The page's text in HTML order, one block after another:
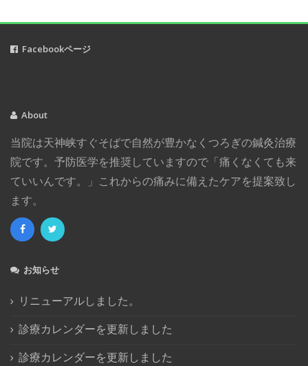
2018年5月(2)
2017年8月
(1)
2017年4月(2)
2017年1月
(4)
2016年11月
2016年10月
2016年6月 (1)
2016年4月
2016年3月(1)
Facebookページ
About
当院は天神峡すぐそばで自然が豊かなくつろぎの鍼灸治療
院です。予防医学を推奨していますので「痛くなくても来
ていいんです。」これからの痛みに備えたケアを提案致し
ます。
お知らせ
リニューアルしました。
診療カレンダーを更新しました
診療カレンダーを更新しました